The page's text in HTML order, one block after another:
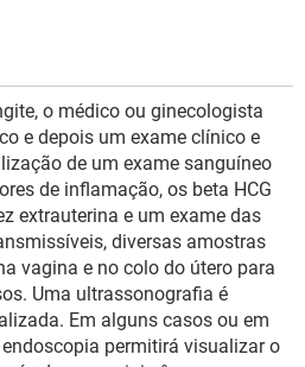
o médico ou ginecologista
e depois um exame clínico e
de um exame sanguíneo
de inflamação, os beta HCG
extrauterina e um exame das
diversas amostras
vagina e no colo do útero para
Uma ultrassonografia é
Em alguns casos ou em
permitirá visualizar o